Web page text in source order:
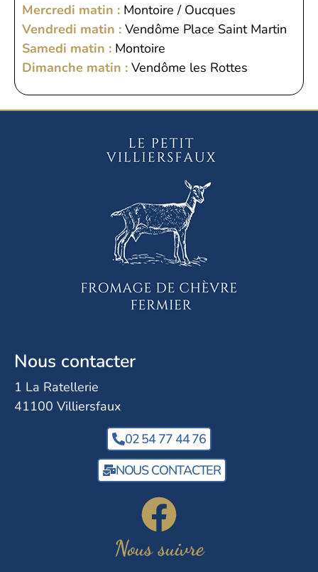
Mercredi matin : Montoire / Oucques
Vendredi matin : Vendôme Place Saint Martin
Samedi matin : Montoire
Dimanche matin : Vendôme les Rottes
Nous contacter
1 La Ratellerie
41100 Villiersfaux
02 54 77 44 76
NOUS CONTACTER
Nous suivre